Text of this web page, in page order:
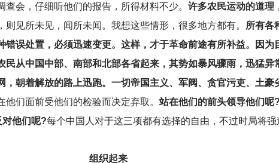
会，仔细听他们的报告，所得材料不少。 许多农民运动的道理
则见所未见，闻所未闻。我想这些情形，很多地方都有。
所有各
错误处置，必须迅速变更。这样，才于革命前途有所补益。因为
民从中国中部、南部和北部各省起来，其势如暴风骤雨，迅猛异
，朝着解放的路上迅跑。一切帝国主义、军阀、贪官污吏、土豪
们面前受他们的检验而决定弃取。 站在他们的前头领导他们呢
他们呢?每个中国人对于这三项都有选择的自由，不过时局将强
组织起来